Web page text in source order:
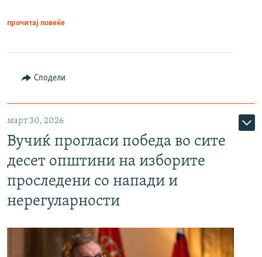
прочитај повеќе
Сподели
март 30, 2026
Вучиќ прогласи победа во сите
десет општини на изборите
проследени со напади и
нерегуларности